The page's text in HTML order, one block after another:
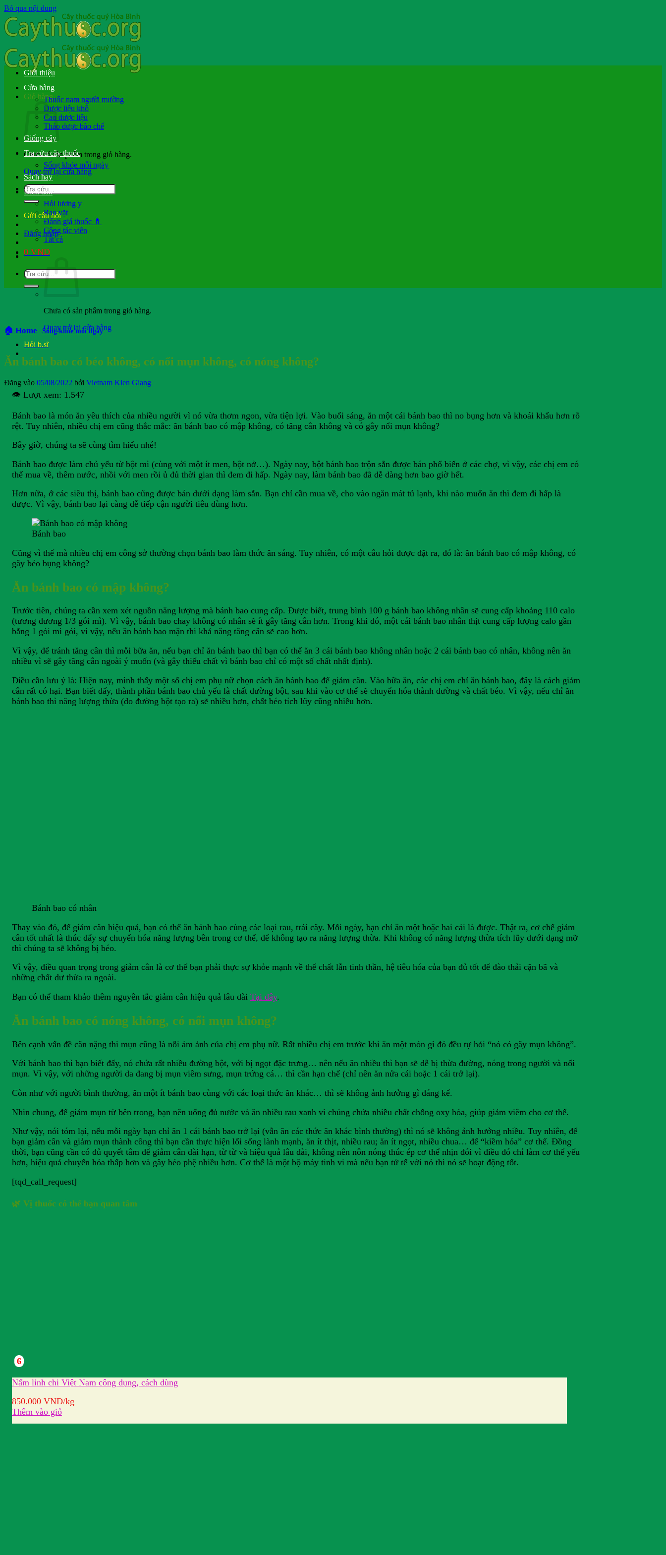
Bỏ qua nội dung
Giỏ hàng
Chưa có sản phẩm trong giỏ hàng.
Quay trở lại cửa hàng
Gửi câu hỏi
Đăng nhập
0 VND
Chưa có sản phẩm trong giỏ hàng.
Quay trở lại cửa hàng
Hỏi b.sĩ
Giới thiệu
Cửa hàng
Thuốc nam người mường
Dược liệu khô
Cao dược liệu
Thảo dược bào chế
Giống cây
Tra cứu cây thuốc
Sống khỏe mỗi ngày
Sách hay
Diễn đàn
Hỏi lương y
Rao vặt
Đánh giá thuốc 💊
Cộng tác viên
Tất cả
🏠 Home Sống khỏe mỗi ngày
Ăn bánh bao có béo không, có nổi mụn không, có nóng không?
Đăng vào 05/08/2022 bởi Vietnam Kien Giang
👁️ Lượt xem: 1.547
Bánh bao là món ăn yêu thích của nhiều người vì nó vừa thơm ngon, vừa tiện lợi. Vào buổi sáng, ăn một cái bánh bao thì no bụng hơn và khoái khẩu hơn rõ
rệt. Tuy nhiên, nhiều chị em cũng thắc mắc: ăn bánh bao có mập không, có tăng cân không và có gây nổi mụn không?
Bây giờ, chúng ta sẽ cùng tìm hiểu nhé!
Bánh bao được làm chủ yếu từ bột mì (cùng với một ít men, bột nở…). Ngày nay, bột bánh bao trộn sẵn được bán phổ biến ở các chợ, vì vậy, các chị em có
thể mua về, thêm nước, nhồi với men rồi ủ đủ thời gian thì đem đi hấp. Ngày nay, làm bánh bao đã dễ dàng hơn bao giờ hết.
Hơn nữa, ở các siêu thị, bánh bao cũng được bán dưới dạng làm sẵn. Bạn chỉ cần mua về, cho vào ngăn mát tủ lạnh, khi nào muốn ăn thì đem đi hấp là
được. Vì vậy, bánh bao lại càng dễ tiếp cận người tiêu dùng hơn.
Bánh bao
Cũng vì thế mà nhiều chị em công sở thường chọn bánh bao làm thức ăn sáng. Tuy nhiên, có một câu hỏi được đặt ra, đó là: ăn bánh bao có mập không, có
gây béo bụng không?
Ăn bánh bao có mập không?
Trước tiên, chúng ta cần xem xét nguồn năng lượng mà bánh bao cung cấp. Được biết, trung bình 100 g bánh bao không nhân sẽ cung cấp khoảng 110 calo
(tương đương 1/3 gói mì). Vì vậy, bánh bao chay không có nhân sẽ ít gây tăng cân hơn. Trong khi đó, một cái bánh bao nhân thịt cung cấp lượng calo gần
bằng 1 gói mì gói, vì vậy, nếu ăn bánh bao mặn thì khả năng tăng cân sẽ cao hơn.
Vì vậy, để tránh tăng cân thì mỗi bữa ăn, nếu bạn chỉ ăn bánh bao thì bạn có thể ăn 3 cái bánh bao không nhân hoặc 2 cái bánh bao có nhân, không nên ăn
nhiều vì sẽ gây tăng cân ngoài ý muốn (và gây thiếu chất vì bánh bao chỉ có một số chất nhất định).
Điều cần lưu ý là: Hiện nay, mình thấy một số chị em phụ nữ chọn cách ăn bánh bao để giảm cân. Vào bữa ăn, các chị em chỉ ăn bánh bao, đây là cách giảm
cân rất có hại. Bạn biết đấy, thành phần bánh bao chủ yếu là chất đường bột, sau khi vào cơ thể sẽ chuyển hóa thành đường và chất béo. Vì vậy, nếu chỉ ăn
bánh bao thì năng lượng thừa (do đường bột tạo ra) sẽ nhiều hơn, chất béo tích lũy cũng nhiều hơn.
Bánh bao có nhân
Thay vào đó, để giảm cân hiệu quả, bạn có thể ăn bánh bao cùng các loại rau, trái cây. Mỗi ngày, bạn chỉ ăn một hoặc hai cái là được. Thật ra, cơ chế giảm
cân tốt nhất là thúc đẩy sự chuyển hóa năng lượng bên trong cơ thể, để không tạo ra năng lượng thừa. Khi không có năng lượng thừa tích lũy dưới dạng mỡ
thì chúng ta sẽ không bị béo.
Vì vậy, điều quan trọng trong giảm cân là cơ thể bạn phải thực sự khỏe mạnh về thể chất lẫn tinh thần, hệ tiêu hóa của bạn đủ tốt để đào thải cặn bã và
những chất dư thừa ra ngoài.
Bạn có thể tham khảo thêm nguyên tắc giảm cân hiệu quả lâu dài Tại đây.
Ăn bánh bao có nóng không, có nổi mụn không?
Bên cạnh vấn đề cân nặng thì mụn cũng là nỗi ám ảnh của chị em phụ nữ. Rất nhiều chị em trước khi ăn một món gì đó đều tự hỏi “nó có gây mụn không”.
Với bánh bao thì bạn biết đấy, nó chứa rất nhiều đường bột, với bị ngọt đặc trưng… nên nếu ăn nhiều thì bạn sẽ dễ bị thừa đường, nóng trong người và nổi
mụn. Vì vậy, với những người da đang bị mụn viêm sưng, mụn trứng cá… thì cần hạn chế (chỉ nên ăn nửa cái hoặc 1 cái trở lại).
Còn như với người bình thường, ăn một ít bánh bao cùng với các loại thức ăn khác… thì sẽ không ảnh hưởng gì đáng kể.
Nhìn chung, để giảm mụn từ bên trong, bạn nên uống đủ nước và ăn nhiều rau xanh vì chúng chứa nhiều chất chống oxy hóa, giúp giảm viêm cho cơ thể.
Như vậy, nói tóm lại, nếu mỗi ngày bạn chỉ ăn 1 cái bánh bao trở lại (vẫn ăn các thức ăn khác bình thường) thì nó sẽ không ảnh hưởng nhiều. Tuy nhiên, để
bạn giảm cân và giảm mụn thành công thì bạn cần thực hiện lối sống lành mạnh, ăn ít thịt, nhiều rau; ăn ít ngọt, nhiều chua… để “kiềm hóa” cơ thể. Đồng
thời, bạn cũng cần có đủ quyết tâm để giảm cân dài hạn, từ từ và hiệu quả lâu dài, không nên nôn nóng thúc ép cơ thể nhịn đói vì điều đó chỉ làm cơ thể yếu
hơn, hiệu quả chuyển hóa thấp hơn và gây béo phệ nhiều hơn. Cơ thể là một bộ máy tinh vi mà nếu bạn tử tế với nó thì nó sẽ hoạt động tốt.
[tqd_call_request]
🌿 Vị thuốc có thể bạn quan tâm
6
Nấm linh chi Việt Nam công dụng, cách dùng
850.000 VND/kg
Thêm vào giỏ